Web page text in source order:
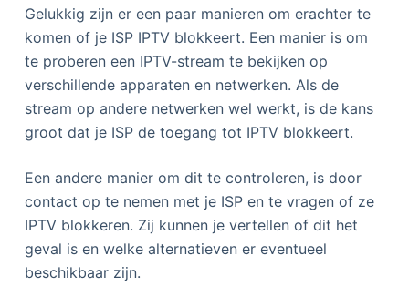
Gelukkig zijn er een paar manieren om erachter te
komen of je ISP IPTV blokkeert. Een manier is om
te proberen een IPTV-stream te bekijken op
verschillende apparaten en netwerken. Als de
stream op andere netwerken wel werkt, is de kans
groot dat je ISP de toegang tot IPTV blokkeert.
Een andere manier om dit te controleren, is door
contact op te nemen met je ISP en te vragen of ze
IPTV blokkeren. Zij kunnen je vertellen of dit het
geval is en welke alternatieven er eventueel
beschikbaar zijn.